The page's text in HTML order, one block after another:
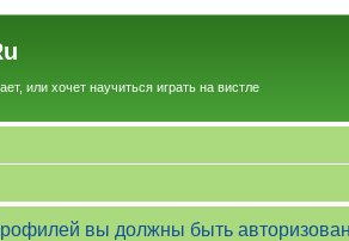
или хочет научиться играть на вистле
вы должны быть